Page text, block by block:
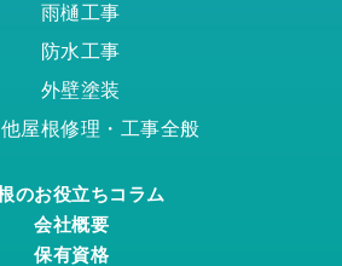
雨樋工事
防水工事
外壁塗装
屋根修理・工事全般
のお役立ちコラム
会社概要
保有資格